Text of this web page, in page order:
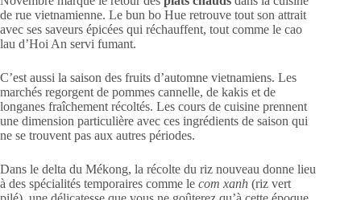
de rue vietnamienne. Le bun bo Hue retrouve tout son attrait
avec ses saveurs épicées qui réchauffent, tout comme le cao
lau d’Hoi An servi fumant.
C’est aussi la saison des fruits d’automne vietnamiens. Les
marchés regorgent de pommes cannelle, de kakis et de
longanes fraîchement récoltés. Les cours de cuisine prennent
une dimension particulière avec ces ingrédients de saison qui
ne se trouvent pas aux autres périodes.
Dans le delta du Mékong, la récolte du riz nouveau donne lieu
à des spécialités temporaires comme le com xanh (riz vert